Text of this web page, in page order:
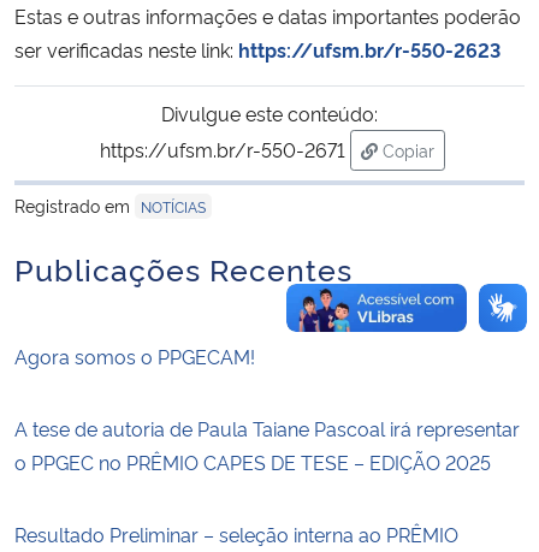
Banco Central do Brasil
Estas e outras informações e datas importantes poderão
ser verificadas neste link: https://ufsm.br/r-550-2623
Divulgue este conteúdo:
https://ufsm.br/r-550-2671
Copiar
para área de
Registrado em
NOTÍCIAS
Publicações Recentes
Agora somos o PPGECAM!
A tese de autoria de Paula Taiane Pascoal irá representar
o PPGEC no PRÊMIO CAPES DE TESE – EDIÇÃO 2025
Resultado Preliminar – seleção interna ao PRÊMIO